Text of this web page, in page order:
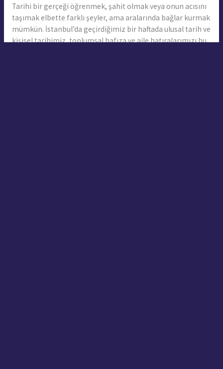
Tarihi bir gerçeği öğrenmek, şahit olmak veya onun acısını
taşımak elbette farklı şeyler, ama aralarında bağlar kurmak
mümkün. İstanbul’da geçirdiğimiz bir haftada ulusal tarih ve
kişisel tarihimiz, toplumsal hafıza ve aile hatıralarımızı bu